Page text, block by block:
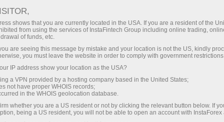
С InstaForex вы получаете
конкурентным возможностям:
кредитное плечо до 1:5000, одни
из лучших спредов и комиссий
на рынке, а также
привлекательные условия для
торговли акциями и индексами
Бонус 30%
на каждый депозит
Скорость
в трейдинге и на трассе
shows that you are currently located in the USA. If you are a resident of the
from using the services of InstaFintech Group including online trading,
of funds, etc.
are seeing this message by mistake and your location is not the US, kindly
you must leave the website in order to comply with government
IP address show your location as the USA?
a VPN provided by a hosting company based in the United States;
not have proper WHOIS records;
in the WHOIS geolocation database.
whether you are a US resident or not by clicking the relevant button below. If
being a US resident, you will not be able to open an account with InstaForex